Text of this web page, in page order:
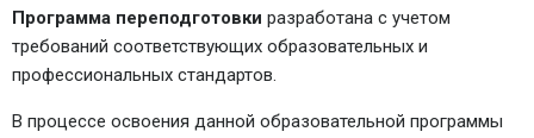
Программа переподготовки разработана с учетом
требований соответствующих образовательных и
профессиональных стандартов.
В процессе освоения данной образовательной программы